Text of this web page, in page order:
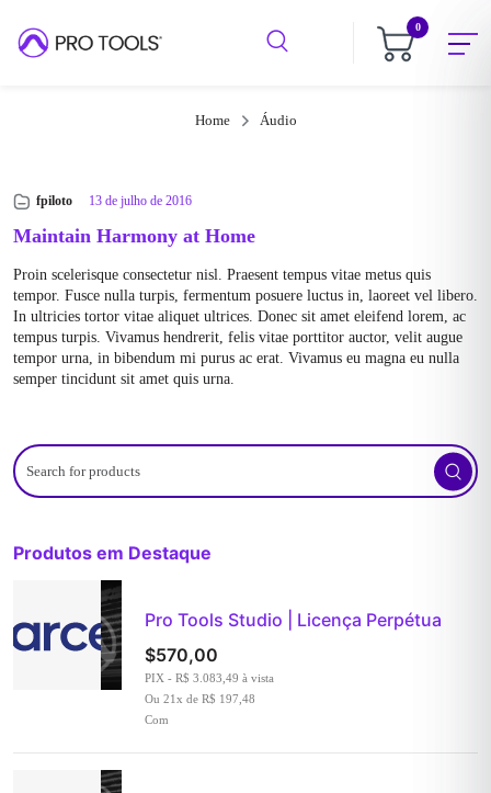
0
Home Áudio
fpiloto 13 de julho de 2016
Maintain Harmony at Home
Proin scelerisque consectetur nisl. Praesent tempus vitae metus quis
tempor. Fusce nulla turpis, fermentum posuere luctus in, laoreet vel libero.
In ultricies tortor vitae aliquet ultrices. Donec sit amet eleifend lorem, ac
tempus turpis. Vivamus hendrerit, felis vitae porttitor auctor, velit augue
tempor urna, in bibendum mi purus ac erat. Vivamus eu magna eu nulla
semper tincidunt sit amet quis urna.
Search
for
products
Produtos em Destaque
Pro Tools Studio | Licença Perpétua
$570,00
PIX - R$ 3.083,49 à vista
Ou 21x de R$ 197,48
Com